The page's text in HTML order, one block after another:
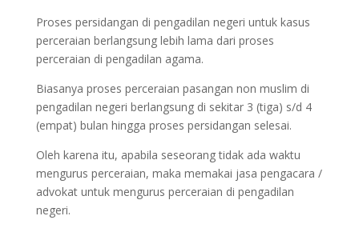
Proses persidangan di pengadilan negeri untuk kasus
perceraian berlangsung lebih lama dari proses
perceraian di pengadilan agama.
Biasanya proses perceraian pasangan non muslim di
pengadilan negeri berlangsung di sekitar 3 (tiga) s/d 4
(empat) bulan hingga proses persidangan selesai.
Oleh karena itu, apabila seseorang tidak ada waktu
mengurus perceraian, maka memakai jasa pengacara /
advokat untuk mengurus perceraian di pengadilan
negeri.